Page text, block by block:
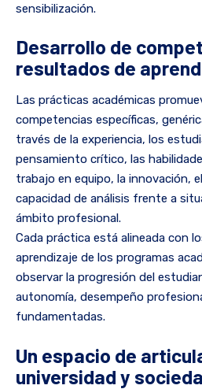
sensibilización.
Desarrollo de
resultados de
Las prácticas académicas
competencias específicas,
través de la experiencia, los
pensamiento crítico, las
trabajo en equipo, la innovación,
capacidad de análisis frente a
ámbito profesional.
Cada práctica está alineada con
aprendizaje de los programas
observar la progresión del
autonomía, desempeño
fundamentadas.
Un espacio de
universidad y